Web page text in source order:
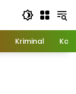
Kriminal